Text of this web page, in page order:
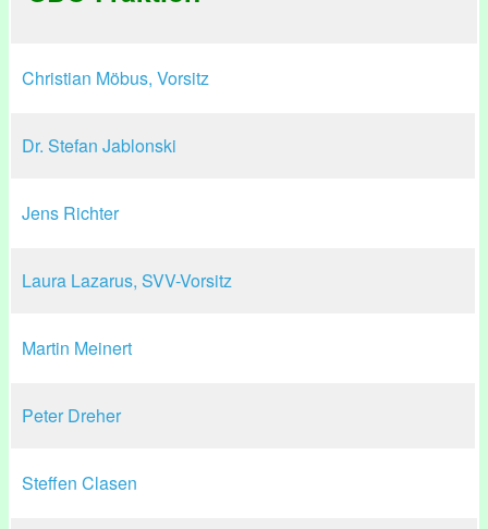
Christian Möbus, Vorsitz
Dr. Stefan Jablonski
Jens Richter
Laura Lazarus, SVV-Vorsitz
Martin Meinert
Peter Dreher
Steffen Clasen